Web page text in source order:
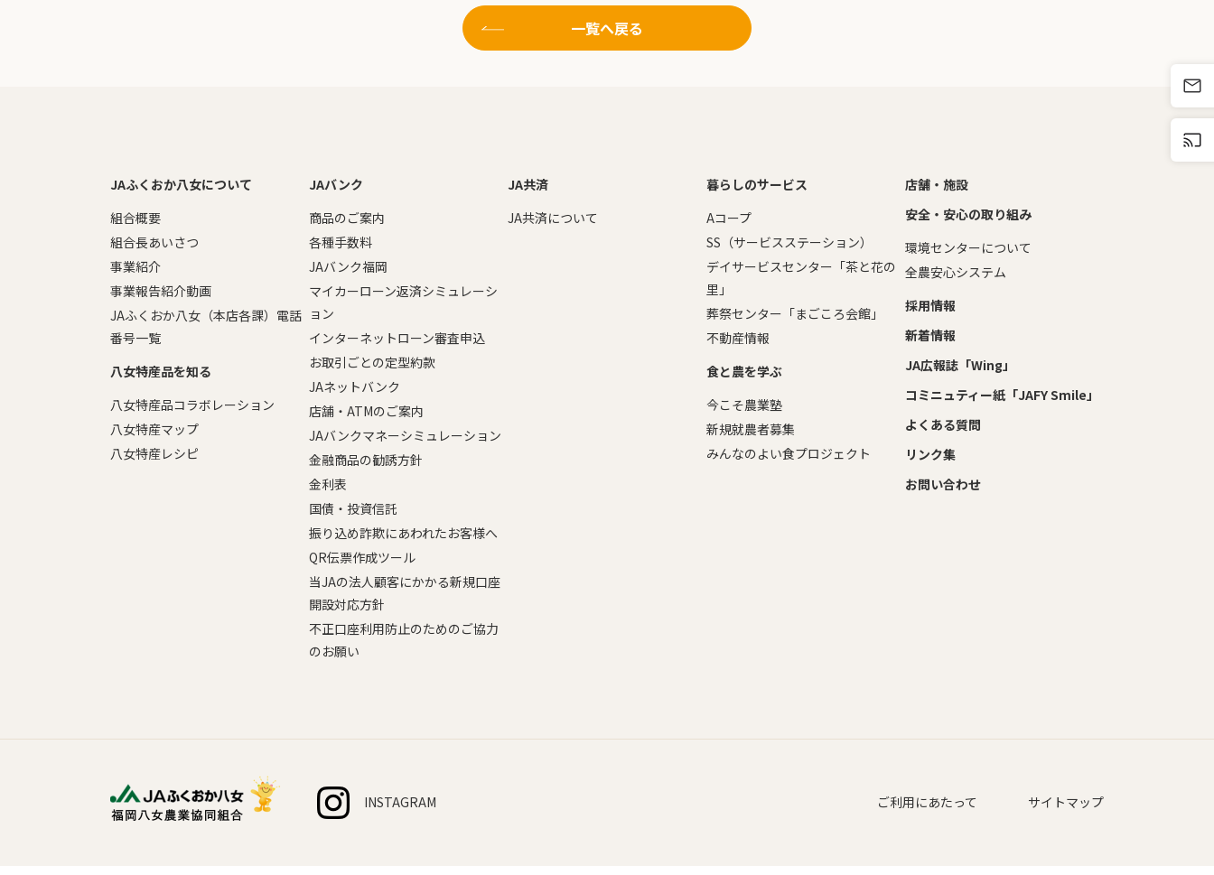
一覧へ戻る
JAふくおか八女について
組合概要
組合長あいさつ
事業紹介
事業報告紹介動画
JAふくおか八女（本店各課）電話
番号一覧
八女特産品を知る
八女特産品コラボレーション
八女特産マップ
八女特産レシピ
JAバンク
商品のご案内
各種手数料
JAバンク福岡
マイカーローン返済シミュレーシ
ョン
インターネットローン審査申込
お取引ごとの定型約款
JAネットバンク
店舗・ATMのご案内
JAバンクマネーシミュレーション
金融商品の勧誘方針
金利表
国債・投資信託
振り込め詐欺にあわれたお客様へ
QR伝票作成ツール
当JAの法人顧客にかかる新規口座
開設対応方針
不正口座利用防止のためのご協力
のお願い
JA共済
JA共済について
暮らしのサービス
Aコープ
SS（サービスステーション）
デイサービスセンター「茶と花の
里」
葬祭センター「まごころ会館」
不動産情報
食と農を学ぶ
今こそ農業塾
新規就農者募集
みんなのよい食プロジェクト
店舗・施設
安全・安心の取り組み
環境センターについて
全農安心システム
採用情報
新着情報
JA広報誌「Wing」
コミニュティー紙「JAFY Smile」
よくある質問
リンク集
お問い合わせ
INSTAGRAM ご利用にあたって サイトマップ